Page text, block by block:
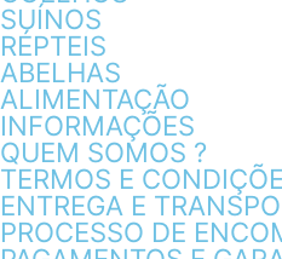
SUÍNOS
RÉPTEIS
ABELHAS
ALIMENTAÇÃO
INFORMAÇÕES
QUEM SOMOS ?
TERMOS E
ENTREGA E
PROCESSO DE